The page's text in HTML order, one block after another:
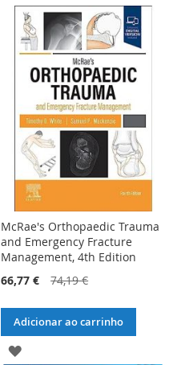
À
LISTA
DE
DESEJOS
McRae's Orthopaedic Trauma
and Emergency Fracture
Management, 4th Edition
66,77 €
74,19 €
Adicionar ao carrinho
ADICIONAR